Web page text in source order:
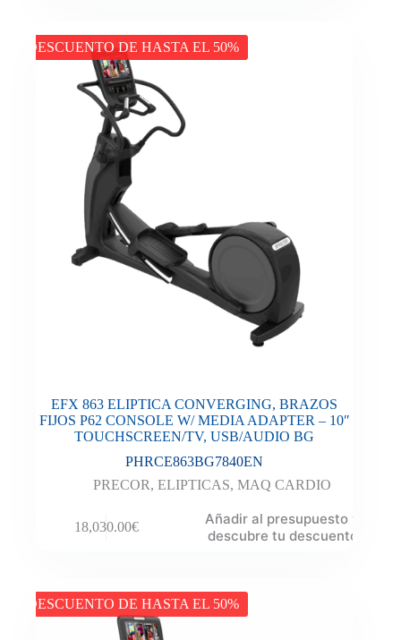
DESCUENTO DE HASTA EL 50%
EFX 863 ELIPTICA CONVERGING, BRAZOS
FIJOS P62 CONSOLE W/ MEDIA ADAPTER – 10″
TOUCHSCREEN/TV, USB/AUDIO BG
PHRCE863BG7840EN
PRECOR,ELIPTICAS,MAQ CARDIO
18,030.00€
Añadir al presupuesto y
descubre tu descuento
DESCUENTO DE HASTA EL 50%